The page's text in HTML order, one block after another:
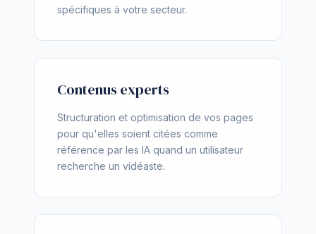
spécifiques à votre secteur.
Contenus experts
Structuration et optimisation de vos pages
pour qu'elles soient citées comme
référence par les IA quand un utilisateur
recherche un vidéaste.